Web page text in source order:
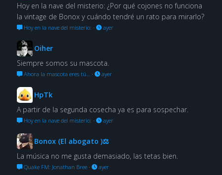
Hoy en la nave del misterio: ¿Por qué cojones no funciona
la vintage de Bonox y cuándo tendré un rato para mirarlo?
Hoy en la nave del misterio: · ayer
Oiher
Siempre somos su mascota.
Ahora la mascota eres tú… · ayer
HpTk
A partir de la segunda cosecha ya es para sospechar.
Hoy en la nave del misterio: · ayer
Bonox (El abogato )⚖
La música no me gusta demasiado, las tetas bien.
Quake FM: Jonathan Bree· ayer